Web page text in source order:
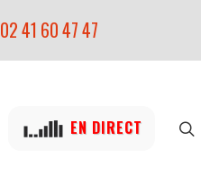
02 41 60 47 47
EN DIRECT